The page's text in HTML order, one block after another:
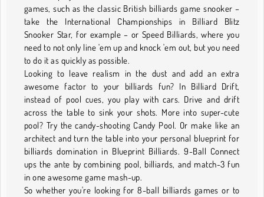
games, such as the classic British billiards game snooker –
take the International Championships in Billiard Blitz
Snooker Star, for example – or Speed Billiards, where you
need to not only line 'em up and knock 'em out, but you need
to do it as quickly as possible.
Looking to leave realism in the dust and add an extra
awesome factor to your billiards fun? In Billiard Drift,
instead of pool cues, you play with cars. Drive and drift
across the table to sink your shots. More into super-cute
pool? Try the candy-shooting Candy Pool. Or make like an
architect and turn the table into your personal blueprint for
billiards domination in Blueprint Billiards. 9-Ball Connect
ups the ante by combining pool, billiards, and match-3 fun
in one awesome game mash-up.
So whether you're looking for 8-ball billiards games or to